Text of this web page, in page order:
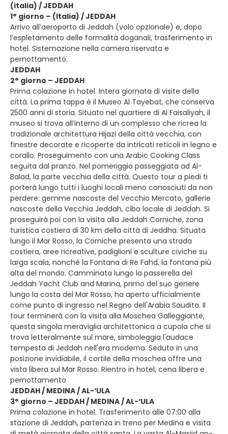
(italia) / JEDDAH
1° giorno – (Italia) / JEDDAH
Arrivo all’aeroporto di Jeddah (volo opzionale) e, dopo
l’espletamento delle formalità doganali, trasferimento in
hotel. Sistemazione nella camera riservata e
pernottamento.
JEDDAH
2° giorno – JEDDAH
Prima colazione in hotel. Intera giornata di visite della
città. La prima tappa è il Museo Al Tayebat, che conserva
2500 anni di storia. Situato nel quartiere di Al Faisaliyah, il
museo si trova all’interno di un complesso che ricrea la
tradizionale architettura Hijazi della città vecchia, con
finestre decorate e ricoperte da intricati reticoli in legno e
corallo. Proseguimento con una Arabic Cooking Class
seguita dal pranzo. Nel pomeriggio passeggiata ad Al-
Balad, la parte vecchia della città. Questo tour a piedi ti
porterà lungo tutti i luoghi locali meno conosciuti da non
perdere: gemme nascoste del Vecchio Mercato, gallerie
nascoste della Vecchia Jeddah, cibo locale di Jeddah. Si
proseguirà poi con la visita alla Jeddah Corniche, zona
turistica costiera di 30 km della città di Jeddha. Situata
lungo il Mar Rosso, la Corniche presenta una strada
costiera, aree ricreative, padiglioni e sculture civiche su
larga scala, nonché la Fontana di Re Fahd, la fontana più
alta del mondo. Camminata lungo la passerella del
Jeddah Yacht Club and Marina, primo del suo genere
lungo la costa del Mar Rosso, ha aperto ufficialmente
come punto di ingresso nel Regno dell'Arabia Saudita. Il
tour terminerà con la visita alla Moschea Galleggiante,
questa singola meraviglia architettonica a cupola che si
trova letteralmente sul mare, simboleggia l'audace
tempesta di Jeddah nell'era moderna. Seduto in una
posizione invidiabile, il cortile della moschea offre una
vista libera sul Mar Rosso. Rientro in hotel, cena libera e
pernottamento
JEDDAH / MEDINA / AL-‘ULA
3° giorno – JEDDAH / MEDINA / AL-‘ULA
Prima colazione in hotel. Trasferimento alle 07:00 alla
stazione di Jeddah, partenza in treno per Medina e visita